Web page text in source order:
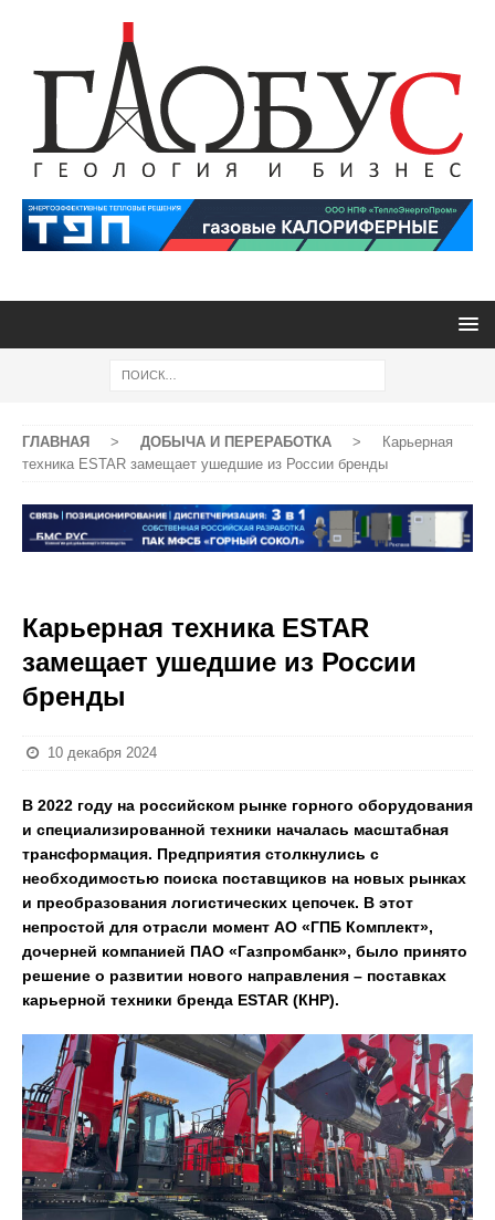
ГЛАВНАЯ > ДОБЫЧА И ПЕРЕРАБОТКА >
Карьерная
техника ESTAR замещает ушедшие из России бренды
Карьерная техника ESTAR
замещает ушедшие из России
бренды
10 декабря 2024
В 2022 году на российском рынке горного оборудования
и специализированной техники началась масштабная
трансформация. Предприятия столкнулись с
необходимостью поиска поставщиков на новых рынках
и преобразования логистических цепочек. В этот
непростой для отрасли момент АО «ГПБ Комплект»,
дочерней компанией ПАО «Газпромбанк», было принято
решение о развитии нового направления – поставках
карьерной техники бренда ESTAR (КНР).